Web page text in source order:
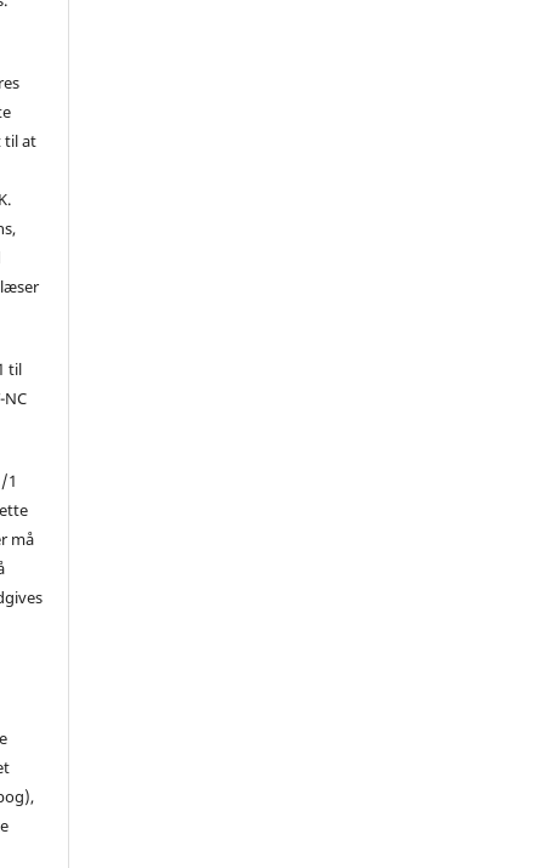
til at
til
NC
1
må